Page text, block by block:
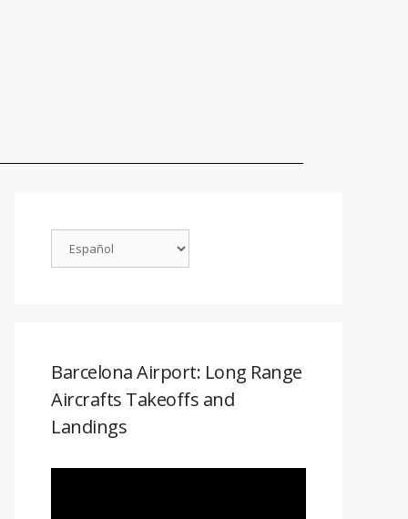
Barcelona Airport: Long Range
Aircrafts Takeoffs and
Landings